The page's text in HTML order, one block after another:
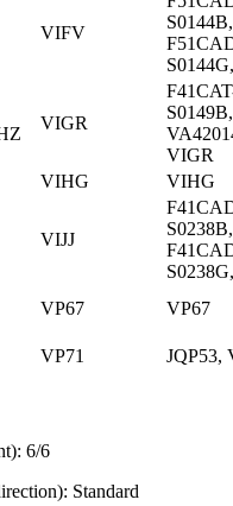
VIFV
S0144B,
VIGR
S0149B,
VIGR
VIHG VIHG
VIJJ
S0238B,
VP67 VP67
VP71 JQP53,
6/6
Standard